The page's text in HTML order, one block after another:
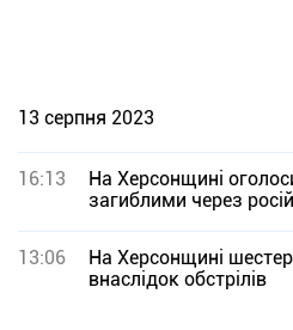
13 серпня 2023
16:13
На Херсонщині
загиблими через
13:06
На Херсонщині
внаслідок обстрілів